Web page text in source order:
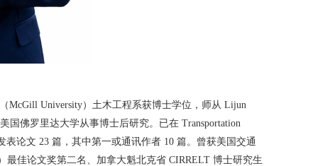
McGill University）土木工程系获博士学位，师从 Lijun
国佛罗里达大学从事博士后研究。已在 Transportation
表论文 23 篇，其中第一或通讯作者 10 篇。曾获美国交通
佳论文奖第二名、加拿大魁北克省 CIRRELT 博士研究生